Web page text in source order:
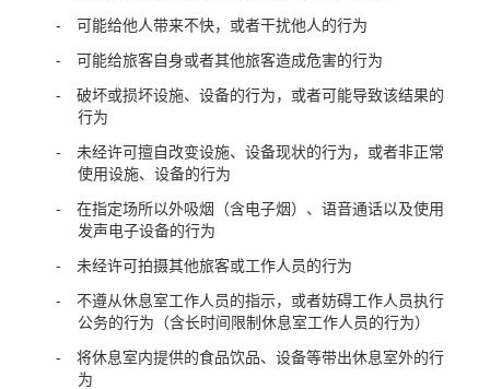
可能给他人带来不快，或者干扰他人的行为
可能给旅客自身或者其他旅客造成危害的行为
破坏或损坏设施、设备的行为，或者可能导致该结果的
行为
未经许可擅自改变设施、设备现状的行为，或者非正常
使用设施、设备的行为
在指定场所以外吸烟（含电子烟）、语音通话以及使用
发声电子设备的行为
未经许可拍摄其他旅客或工作人员的行为
不遵从休息室工作人员的指示，或者妨碍工作人员执行
公务的行为（含长时间限制休息室工作人员的行为）
将休息室内提供的食品饮品、设备等带出休息室外的行
为